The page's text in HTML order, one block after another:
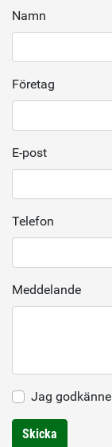
Namn
Företag
E-post
Telefon
Meddelande
Jag
Skicka